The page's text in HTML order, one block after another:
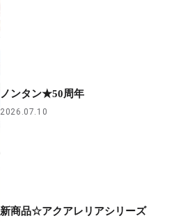
ノンタン★50周年
2026.07.10
新商品☆アクアレリアシリーズ